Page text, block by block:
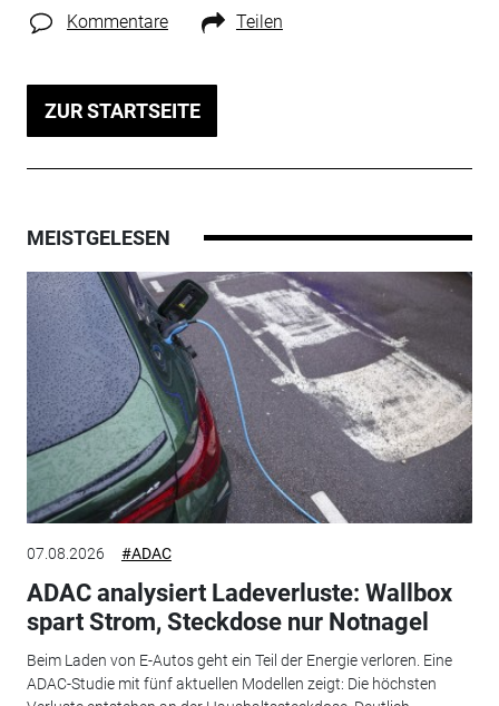
Kommentare Teilen
ZUR STARTSEITE
MEISTGELESEN
07.08.2026 #ADAC
ADAC analysiert Ladeverluste: Wallbox
spart Strom, Steckdose nur Notnagel
Beim Laden von E-Autos geht ein Teil der Energie verloren. Eine
ADAC-Studie mit fünf aktuellen Modellen zeigt: Die höchsten